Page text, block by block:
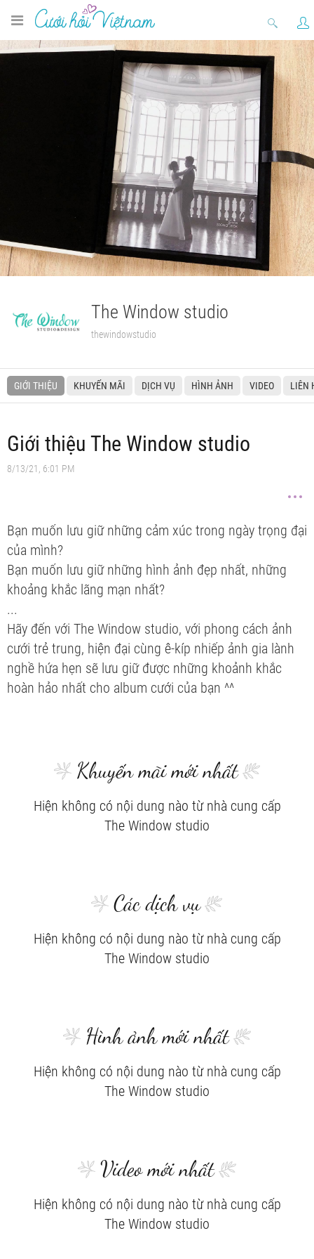
The Window studio
thewindowstudio
GIỚI THIỆU KHUYẾN MÃI DỊCH VỤ HÌNH ẢNH VIDEO LIÊN
Giới thiệu The Window studio
8/13/21, 6:01 PM
Bạn muốn lưu giữ những cảm xúc trong ngày trọng đại
của mình?
Bạn muốn lưu giữ những hình ảnh đẹp nhất, những
khoảng khắc lãng mạn nhất?
...
Hãy đến với The Window studio, với phong cách ảnh
cưới trẻ trung, hiện đại cùng ê-kíp nhiếp ảnh gia lành
nghề hứa hẹn sẽ lưu giữ được những khoảnh khắc
hoàn hảo nhất cho album cưới của bạn ^^
Khuyến mãi mới nhất
Hiện không có nội dung nào từ nhà cung cấp
The Window studio
Các dịch vụ
Hiện không có nội dung nào từ nhà cung cấp
The Window studio
Hình ảnh mới nhất
Hiện không có nội dung nào từ nhà cung cấp
The Window studio
Video mới nhất
Hiện không có nội dung nào từ nhà cung cấp
The Window studio